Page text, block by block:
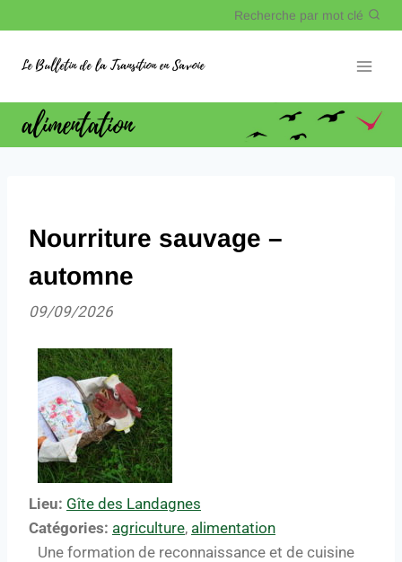
Recherche par mot clé
Le Bulletin de la Transition en Savoie
alimentation
Nourriture sauvage –
automne
09/09/2026
Lieu: Gîte des Landagnes
Catégories: agriculture, alimentation
Une formation de reconnaissance et de cuisine